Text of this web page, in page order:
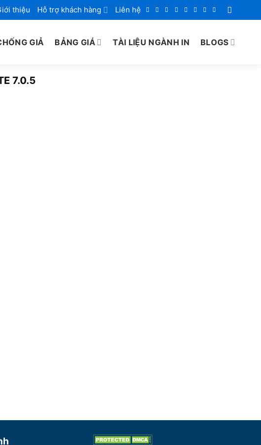
thiệu Hỗ trợ khách hàng Liên hệ
GIẢ BẢNG GIÁ TÀI LIỆU NGÀNH IN BLOGS
7.0.5